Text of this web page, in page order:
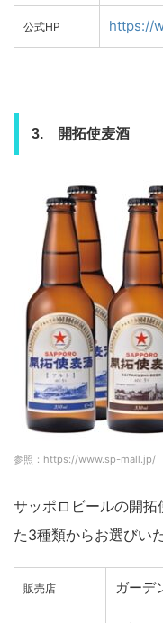
公式HP https://
3. 開拓使麦酒
参照：https://www.sp-mall.jp/
サッポロビールの開
た3種類からお選びい
販売店 ガーデ